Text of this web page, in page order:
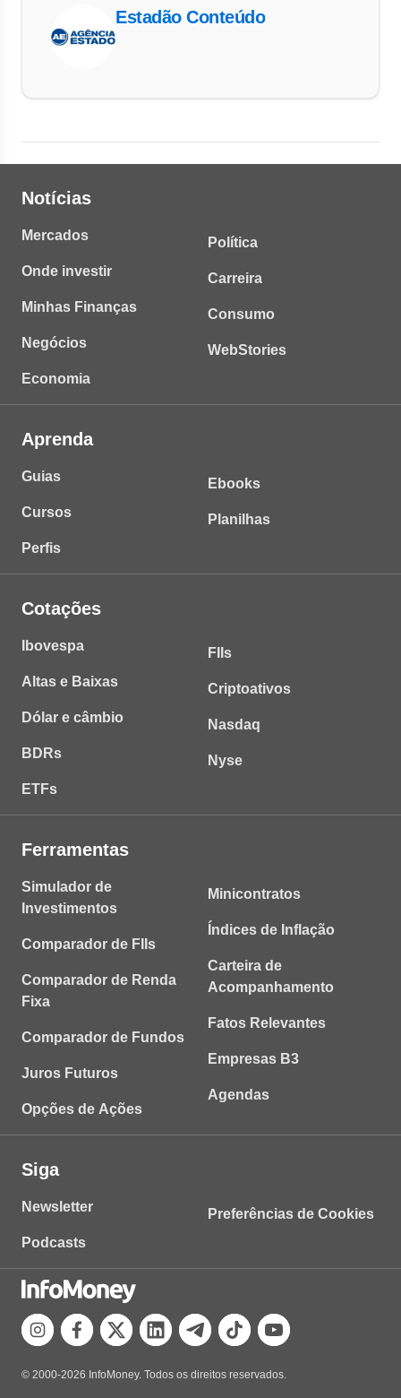
Estadão Conteúdo
Notícias
Mercados
Onde investir
Minhas Finanças
Negócios
Economia
Política
Carreira
Consumo
WebStories
Aprenda
Guias
Cursos
Perfis
Ebooks
Planilhas
Cotações
Ibovespa
Altas e Baixas
Dólar e câmbio
BDRs
ETFs
FIIs
Criptoativos
Nasdaq
Nyse
Ferramentas
Simulador de
Investimentos
Comparador de FIIs
Comparador de Renda
Fixa
Comparador de Fundos
Juros Futuros
Opções de Ações
Minicontratos
Índices de Inflação
Carteira de
Acompanhamento
Fatos Relevantes
Empresas B3
Agendas
Siga
Newsletter
Podcasts
Preferências de Cookies
© 2000-2026 InfoMoney. Todos os direitos reservados.